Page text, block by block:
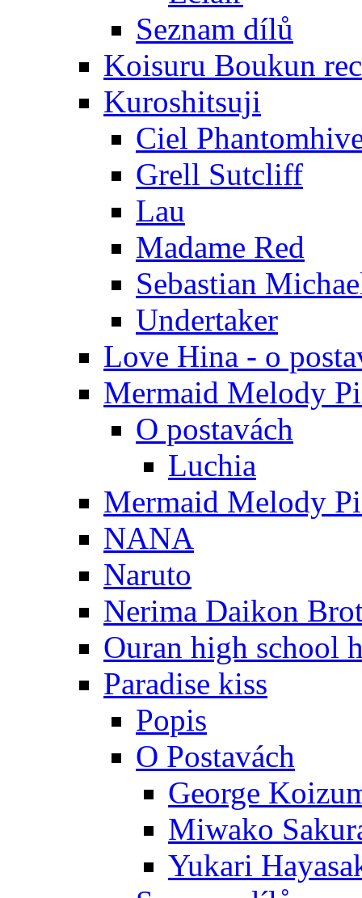
Seznam dílů
Koisuru Boukun
Kuroshitsuji
Ciel
Grell Sutcliff
Lau
Madame Red
Sebastian
Undertaker
Love Hina - o
Mermaid Melody
O postavách
Luchia
Mermaid Melody
NANA
Naruto
Nerima Daikon
Ouran high school
Paradise kiss
Popis
O Postavách
George
Miwako
Yukari